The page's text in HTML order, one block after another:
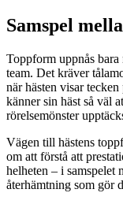
Samspel
Toppform uppnås bara
team. Det kräver
när hästen visar
känner sin häst så väl
rörelsemönster
Vägen till hästens
om att förstå att
helheten – i samspelet
återhämtning som gör